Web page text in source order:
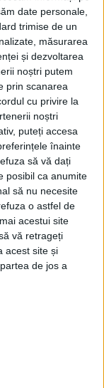
date personale,
trimise de un
măsurarea
și dezvoltarea
noștri putem
prin scanarea
cu privire la
noștri
puteți accesa
înainte
să vă dați
posibil ca anumite
să nu necesite
o astfel de
acestui site
vă retrageți
acest site și
de jos a
de turla
pe o
Greif-
s-a
la bordul
şi alte 32